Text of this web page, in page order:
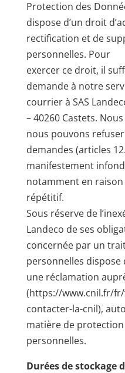
Protection des
dispose d’un droit
rectification et de
personnelles. Pour
exercer ce droit, il
demande à notre
courrier à SAS
– 40260 Castets.
nous pouvons
demandes (articles
manifestement
notamment en
répétitif.
Sous réserve de
Landeco de ses
concernée par un
personnelles dispose
une réclamation
(https://www.cnil.fr/
contacter-la-cnil),
matière de
personnelles.
Durées de stockage